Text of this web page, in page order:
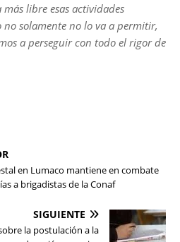
libre esas actividades
no solamente no lo va a permitir,
a perseguir con todo el rigor de
en Lumaco mantiene en combate
a brigadistas de la Conaf
SIGUIENTE
la postulación a la